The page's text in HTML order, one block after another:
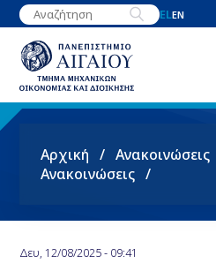
Παράκαμψη
προς
κυρίως
περιεχόμενο
ELEN
Breadcrumb
Αρχική Ανακοινώσεις
Ανακοινώσεις
Δευ, 12/08/2025 - 09:41